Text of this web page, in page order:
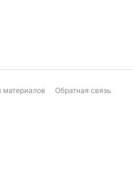
материалов Обратная связь